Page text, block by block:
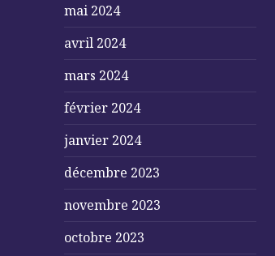
mai 2024
avril 2024
mars 2024
février 2024
janvier 2024
décembre 2023
novembre 2023
octobre 2023